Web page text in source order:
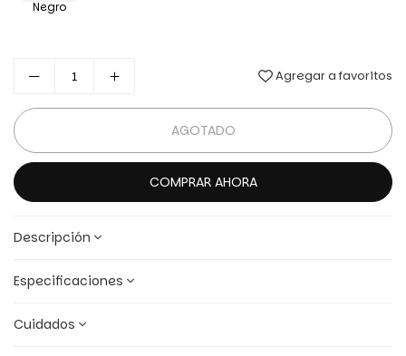
Negro
Agregar a favoritos
AGOTADO
COMPRAR AHORA
Descripción
Especificaciones
Cuidados